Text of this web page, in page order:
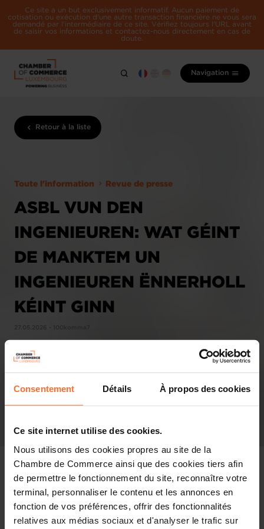
Consentement Détails À propos des cookies
Ce site internet utilise des cookies.
Nous utilisons des cookies propres au site de la
Chambre de Commerce ainsi que des cookies tiers afin
de permettre le fonctionnement du site, reconnaître votre
terminal, personnaliser le contenu et les annonces en
fonction de vos préférences, offrir des fonctionnalités
relatives aux médias sociaux et d'analyser le trafic sur
Ce site a un but exclusivement informatif. Aucun paiement de
cotisation ou exécution d'une autre transaction financière ne vous sera
demandé par l'intermédiaire de ce site. Vérifiez toujours l'URL avant
de saisir vos informations et contactez-nous directement en cas de
doute.
Navigation
Retour à la liste
Toute l'information Revue de presse
ASBL VUN DEN
INGENIEUREN: WAT GÉINT
DE MANKTEM UN
INGENIEUREN ËNNERHOLL
KÉINT GINN
Revue de presse